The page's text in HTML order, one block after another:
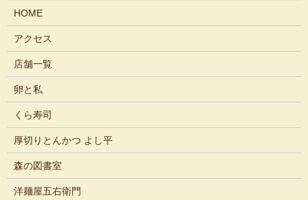
HOME
アクセス
店舗一覧
卵と私
くら寿司
厚切りとんかつ よし平
森の図書室
洋麺屋五右衛門